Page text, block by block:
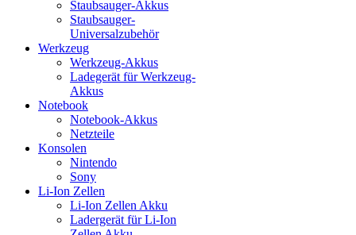
Staubsauger-Akkus
Staubsauger-
Universalzubehör
Werkzeug
Werkzeug-Akkus
Ladegerät für Werkzeug-
Akkus
Notebook
Notebook-Akkus
Netzteile
Konsolen
Nintendo
Sony
Li-Ion Zellen
Li-Ion Zellen Akku
Ladergerät für Li-Ion